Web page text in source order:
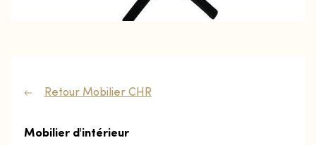
Retour Mobilier CHR
Mobilier d'intérieur